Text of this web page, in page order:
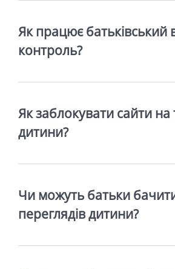
Як працює батьківський
контроль?
Як заблокувати сайти на
дитини?
Чи можуть батьки
переглядів дитини?